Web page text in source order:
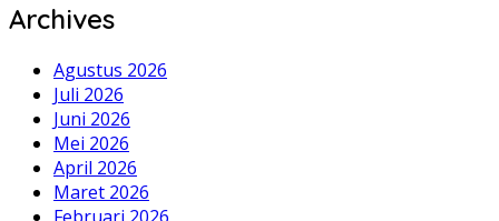
Archives
Agustus 2026
Juli 2026
Juni 2026
Mei 2026
April 2026
Maret 2026
Februari 2026